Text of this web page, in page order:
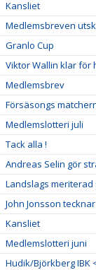
Kansliet
Medlemsbreven
Granlo Cup
Viktor Wallin klar för
Medlemsbrev
Försäsongs
Medlemslotteri juli
Tack alla !
Andreas Selin gör
Landslags
John Jonsson
Kansliet
Medlemslotteri juni
Hudik/Björkberg IBK